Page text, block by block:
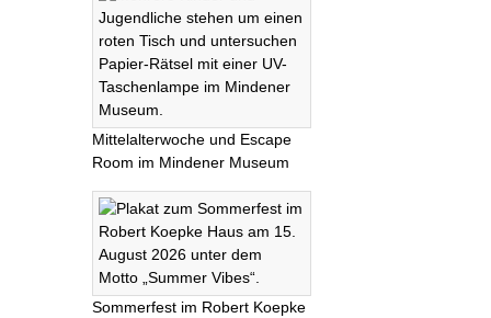
Mittelalterwoche und Escape
Room im Mindener Museum
Sommerfest im Robert Koepke